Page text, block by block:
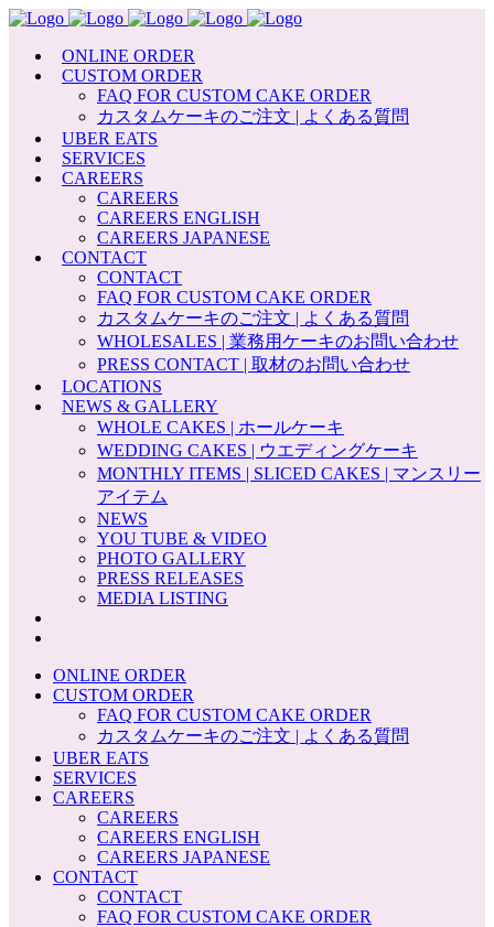
ONLINE ORDER
CUSTOM ORDER
FAQ FOR CUSTOM CAKE ORDER
カスタムケーキのご注文 | よくある質問
UBER EATS
SERVICES
CAREERS
CAREERS
CAREERS ENGLISH
CAREERS JAPANESE
CONTACT
CONTACT
FAQ FOR CUSTOM CAKE ORDER
カスタムケーキのご注文 | よくある質問
WHOLESALES | 業務用ケーキのお問い合わせ
PRESS CONTACT | 取材のお問い合わせ
LOCATIONS
NEWS & GALLERY
WHOLE CAKES | ホールケーキ
WEDDING CAKES | ウエディングケーキ
MONTHLY ITEMS | SLICED CAKES | マンスリー
アイテム
NEWS
YOU TUBE & VIDEO
PHOTO GALLERY
PRESS RELEASES
MEDIA LISTING
ONLINE ORDER
CUSTOM ORDER
FAQ FOR CUSTOM CAKE ORDER
カスタムケーキのご注文 | よくある質問
UBER EATS
SERVICES
CAREERS
CAREERS
CAREERS ENGLISH
CAREERS JAPANESE
CONTACT
CONTACT
FAQ FOR CUSTOM CAKE ORDER